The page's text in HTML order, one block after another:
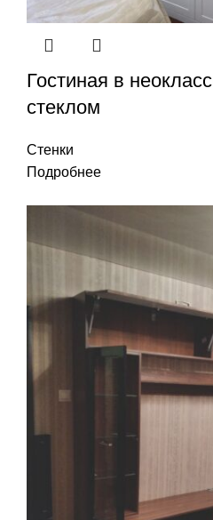
Гостиная в
стеклом
Стенки
Подробнее